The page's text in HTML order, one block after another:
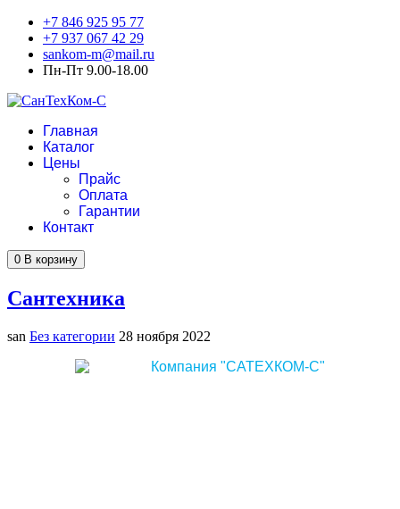
+7 846 925 95 77
+7 937 067 42 29
sankom-m@mail.ru
Пн-Пт 9.00-18.00
Главная
Каталог
Цены
Прайс
Оплата
Гарантии
Контакт
0 В корзину
Сантехника
san Без категории 28 ноября 2022